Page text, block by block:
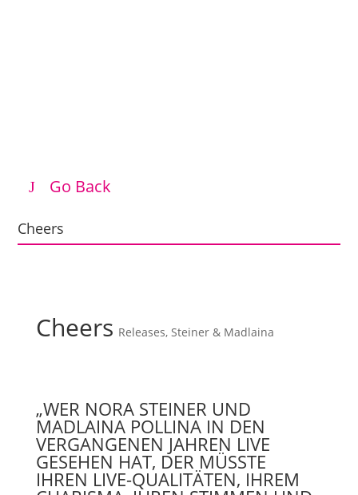
Go Back
Cheers
Cheers Releases, Steiner & Madlaina
„WER NORA STEINER UND
MADLAINA POLLINA IN DEN
VERGANGENEN JAHREN LIVE
GESEHEN HAT, DER MÜSSTE
IHREN LIVE-QUALITÄTEN, IHREM